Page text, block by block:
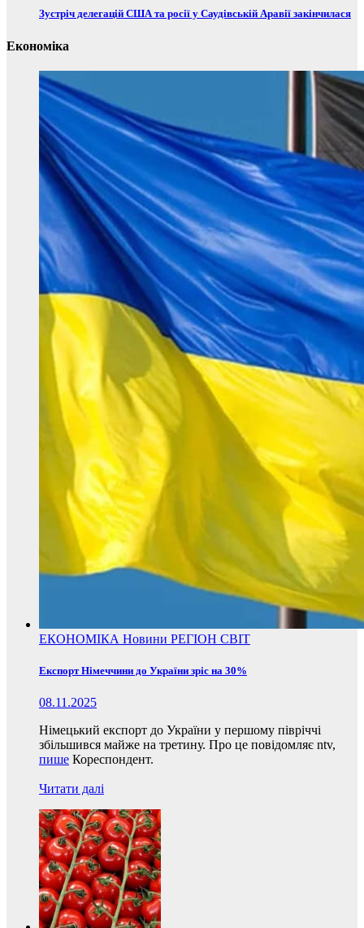
Зустріч делегацій США та росії у Саудівській Аравії закінчилася
Економіка
ЕКОНОМІКА Новини РЕГІОН СВІТ
Експорт Німеччини до України зріс на 30%
08.11.2025
Німецький експорт до України у першому півріччі
збільшився майже на третину. Про це повідомляє ntv,
пише Кореспондент.
Читати далі